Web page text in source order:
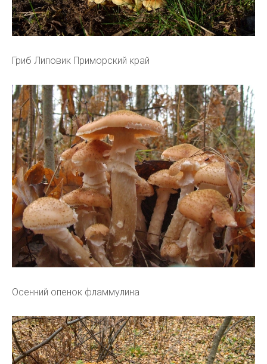
Гриб Липовик Приморский край
Осенний опенок фламмулина